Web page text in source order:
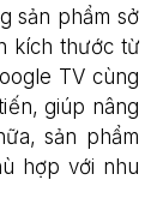
sản phẩm sở
kích thước từ
TV cùng
giúp nâng
sản phẩm
hợp với nhu